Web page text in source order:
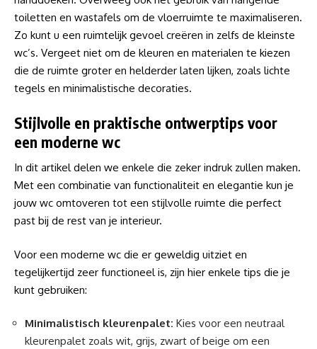
toiletten en wastafels om de vloerruimte te maximaliseren.
Zo kunt u een ruimtelijk gevoel creëren in zelfs de kleinste
wc’s. Vergeet niet om de kleuren en materialen te kiezen
die de ruimte groter en helderder laten lijken, zoals lichte
tegels en minimalistische decoraties.
Stijlvolle en praktische ontwerptips voor
een moderne wc
In dit artikel delen we enkele die zeker indruk zullen maken.
Met een combinatie van functionaliteit en elegantie kun je
jouw wc omtoveren tot een stijlvolle ruimte die perfect
past bij de rest van je interieur.
Voor een moderne wc die er geweldig uitziet en
tegelijkertijd zeer functioneel is, zijn hier enkele tips die je
kunt gebruiken:
Minimalistisch kleurenpalet: Kies voor een neutraal
kleurenpalet zoals wit, grijs, zwart of beige om een